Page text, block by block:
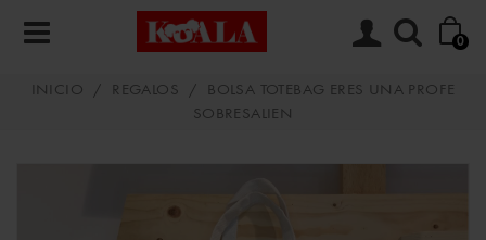
0
INICIO / REGALOS /
BOLSA TOTEBAG ERES UNA PROFE
SOBRESALIEN